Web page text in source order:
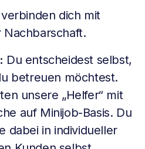
dich mit
Nachbarschaft.
Du entscheidest selbst,
betreuen möchtest.
unsere „Helfer“ mit
auf Minijob-Basis. Du
dabei in individueller